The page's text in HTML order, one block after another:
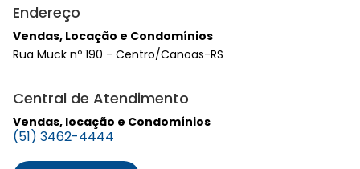
Endereço
Vendas, Locação e Condomínios
Rua Muck nº 190 - Centro/Canoas-RS
Central de Atendimento
Vendas, locação e Condomínios
(51) 3462-4444